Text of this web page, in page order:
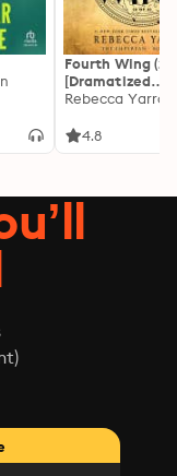
Fourth Wing (2
[Dramatized
Adaptation]:
Rebecca Yarros
4.8